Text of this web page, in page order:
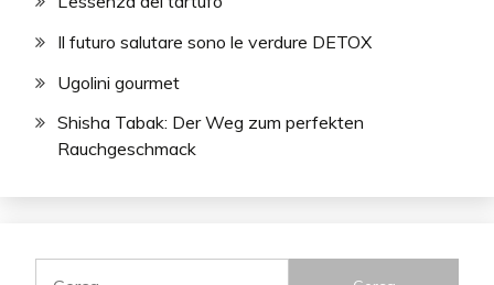
Il futuro salutare sono le verdure DETOX
Ugolini gourmet
Shisha Tabak: Der Weg zum perfekten
Rauchgeschmack